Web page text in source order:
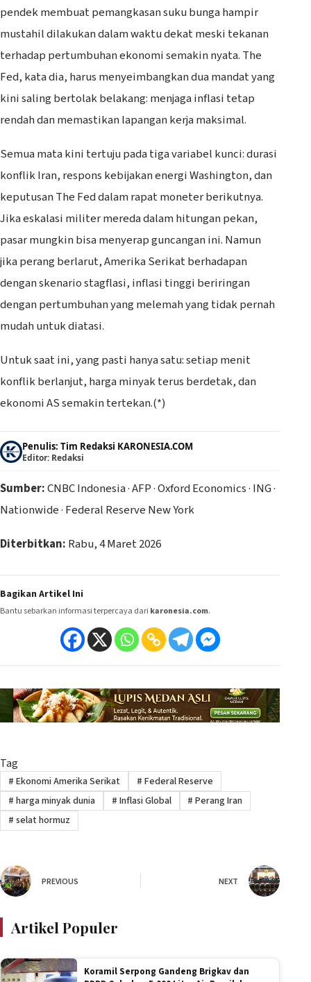
pendek membuat pemangkasan suku bunga hampir
mustahil dilakukan dalam waktu dekat meski tekanan
terhadap pertumbuhan ekonomi semakin nyata. The
Fed, kata dia, harus menyeimbangkan dua mandat yang
kini saling bertolak belakang: menjaga inflasi tetap
rendah dan memastikan lapangan kerja maksimal.
Semua mata kini tertuju pada tiga variabel kunci: durasi
konflik Iran, respons kebijakan energi Washington, dan
keputusan The Fed dalam rapat moneter berikutnya.
Jika eskalasi militer mereda dalam hitungan pekan,
pasar mungkin bisa menyerap guncangan ini. Namun
jika perang berlarut, Amerika Serikat berhadapan
dengan skenario stagflasi, inflasi tinggi beriringan
dengan pertumbuhan yang melemah yang tidak pernah
mudah untuk diatasi.
Untuk saat ini, yang pasti hanya satu: setiap menit
konflik berlanjut, harga minyak terus berdetak, dan
ekonomi AS semakin tertekan.(*)
Penulis: Tim Redaksi KARONESIA.COM
Editor: Redaksi
Sumber:CNBC Indonesia · AFP · Oxford Economics · ING ·
Nationwide · Federal Reserve New York
Diterbitkan: Rabu, 4 Maret 2026
Bagikan Artikel Ini
Bantu sebarkan informasi terpercaya dari karonesia.com.
Tag
# Ekonomi Amerika Serikat # Federal Reserve
# harga minyak dunia # Inflasi Global # Perang Iran
# selat hormuz
PREVIOUS NEXT
Artikel Populer
Koramil Serpong Gandeng Brigkav dan